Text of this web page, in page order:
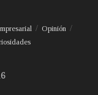
Opinión